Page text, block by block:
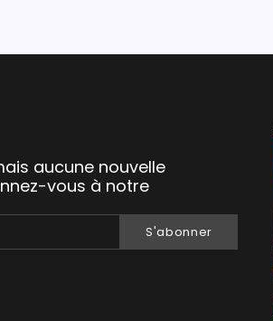
aucune nouvelle
vous à notre
S'abonner